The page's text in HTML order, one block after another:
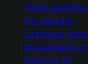
Teufel-
Der nächste
Cashback-
Mycashbacks
Gewinne ein